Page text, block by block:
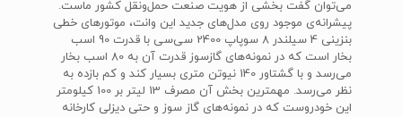
می‌توان گفت بخشی از هویت صنعت حمل‌ونقل کشور ماست.
پیشرانه‌ی موجود روی مدل‌های جدید این وانت، موتورهای خطی
بنزینی 4 سیلندر 8 سوپاپ 2400 سی‌سی با قدرت 90 اسب
بخار است که در نمونه‌های گازسوز قدرت آن به 80 اسب بخار
می‌رسد و با گشتاور 140 نیوتن متری بسیار کند و کم بازده به
نظر می‌رسد. مهمترین بخش آن مصرف 13 لیتر بر 100 کیلومتر
این خودروست که در نمونه‌های گاز سوز و حتی دیزلی کارخانه